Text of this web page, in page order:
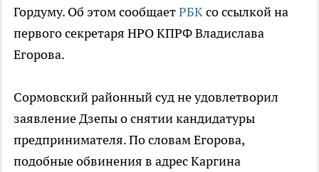
Гордуму. Об этом сообщаетРБКсо ссылкой на
первого секретаря НРО КПРФ Владислава
Егорова.
Сормовский районный суд не удовлетворил
заявление Дзепы о снятии кандидатуры
предпринимателя. По словам Егорова,
подобные обвинения в адрес Каргина